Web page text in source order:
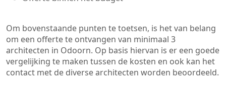
Om bovenstaande punten te toetsen, is het van belang
om een offerte te ontvangen van minimaal 3
architecten in Odoorn. Op basis hiervan is er een goede
vergelijking te maken tussen de kosten en ook kan het
contact met de diverse architecten worden beoordeeld.